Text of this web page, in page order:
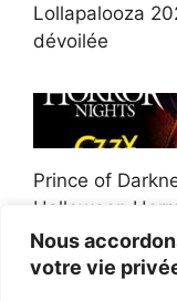
Nous
votre vie
Lollapalooza
dévoilée
Prince of
Halloween